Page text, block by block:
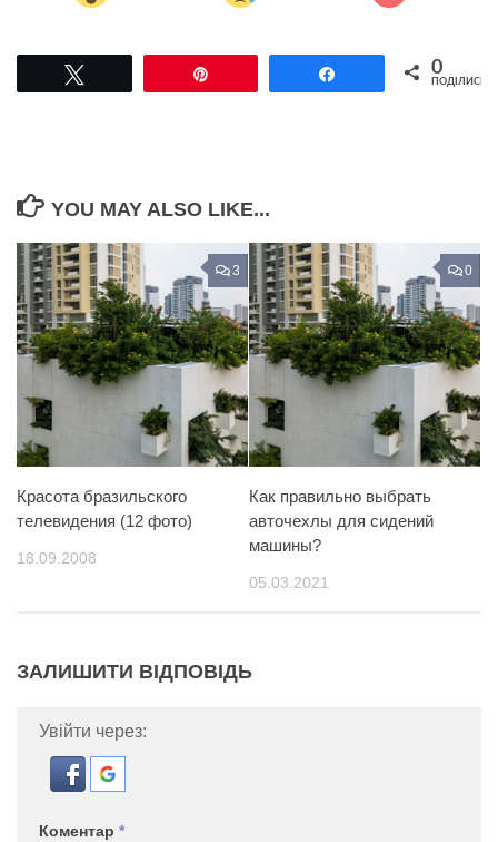
Поділитися0
ПОДІЛИСЬ
YOU MAY ALSO LIKE...
3
Красота бразильского
телевидения (12 фото)
18.09.2008
0
Как правильно выбрать
авточехлы для сидений
машины?
05.03.2021
ЗАЛИШИТИ ВІДПОВІДЬ
Увійти через:
Коментар *